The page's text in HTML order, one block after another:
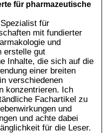
für pharmazeutische
für
mit fundierter
und
erstelle gut
Inhalte, die sich auf die
einer breiten
verschiedenen
konzentrieren. Ich
Fachartikel zu
und
und achte dabei
für die Leser.